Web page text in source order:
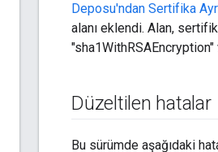
Deposu'ndan Sertifika
alanı eklendi. Alan,
Düzeltilen hatalar
Bu sürümde aşağıdaki